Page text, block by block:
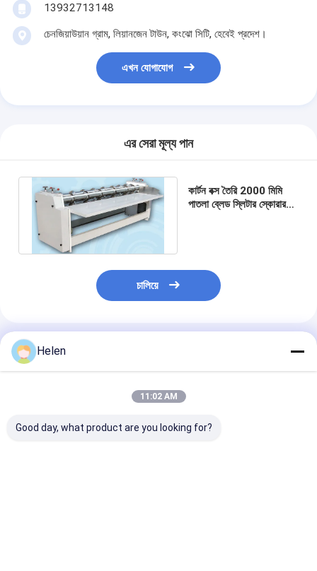
13932713148
চেনজিয়াউয়ান গ্রাম, লিয়ানজেন টাউন, কংঝো সিটি, হেবেই প্রদেশ।
এখন যোগাযোগ
এর সেরা মূল্য পান
কার্টন বক্স তৈরি 2000 মিমি
পাতলা ব্লেড স্লিটার স্কোরার
চালিয়ে
প্রস্তাবিত পণ্য
Helen
11:02 AM
Good day, what product are you looking for?